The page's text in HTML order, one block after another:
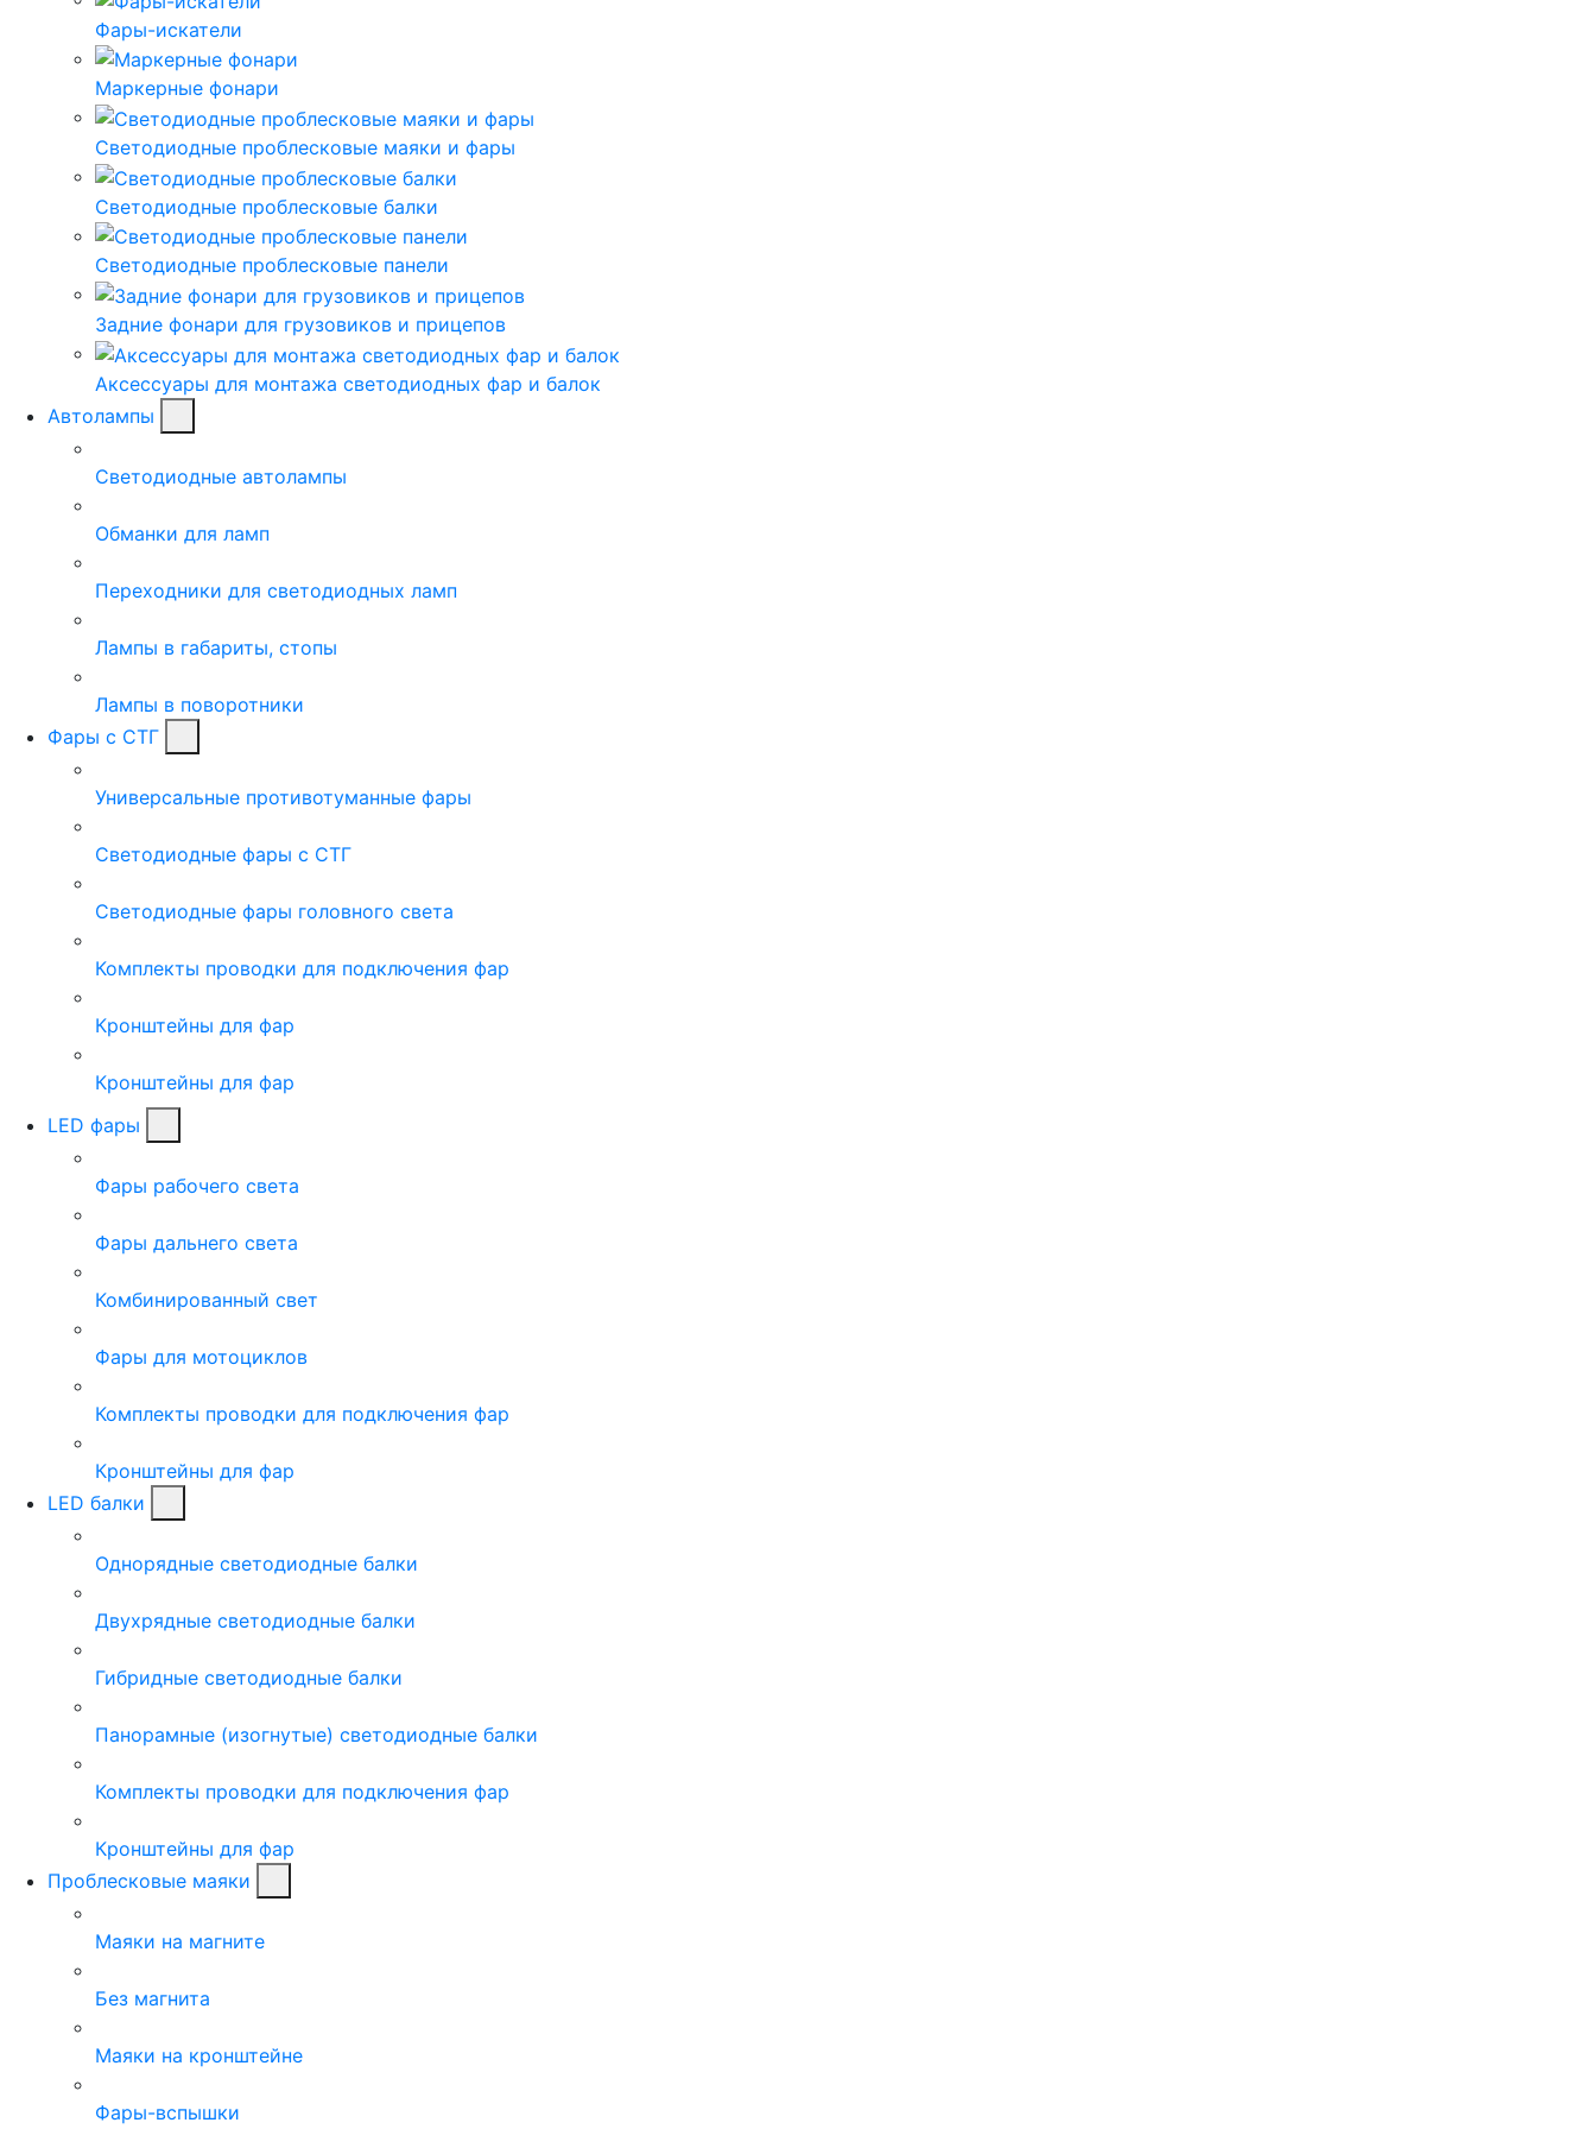
Фары-искатели
Маркерные фонари
Светодиодные проблесковые маяки и фары
Светодиодные проблесковые балки
Светодиодные проблесковые панели
Задние фонари для грузовиков и прицепов
Аксессуары для монтажа светодиодных фар и балок
Автолампы
Светодиодные автолампы
Обманки для ламп
Переходники для светодиодных ламп
Лампы в габариты, стопы
Лампы в поворотники
Фары с СТГ
Универсальные противотуманные фары
Светодиодные фары с СТГ
Светодиодные фары головного света
Комплекты проводки для подключения фар
Кронштейны для фар
Кронштейны для фар
LED фары
Фары рабочего света
Фары дальнего света
Комбинированный свет
Фары для мотоциклов
Комплекты проводки для подключения фар
Кронштейны для фар
LED балки
Однорядные светодиодные балки
Двухрядные светодиодные балки
Гибридные светодиодные балки
Панорамные (изогнутые) светодиодные балки
Комплекты проводки для подключения фар
Кронштейны для фар
Проблесковые маяки
Маяки на магните
Без магнита
Маяки на кронштейне
Фары-вспышки